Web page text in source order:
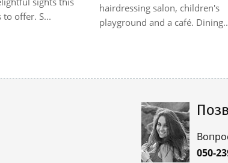
a warm
...
050-